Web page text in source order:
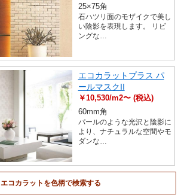
25×75角
石ハツリ面のモザイクで美し
い陰影を表現します。 リビ
ングな…
エコカラットプラス パ
ールマスクII
￥10,530/m2〜 (税込)
60mm角
パールのような光沢と陰影に
より、ナチュラルな空間やモ
ダンな…
エコカラットを色柄で検索する